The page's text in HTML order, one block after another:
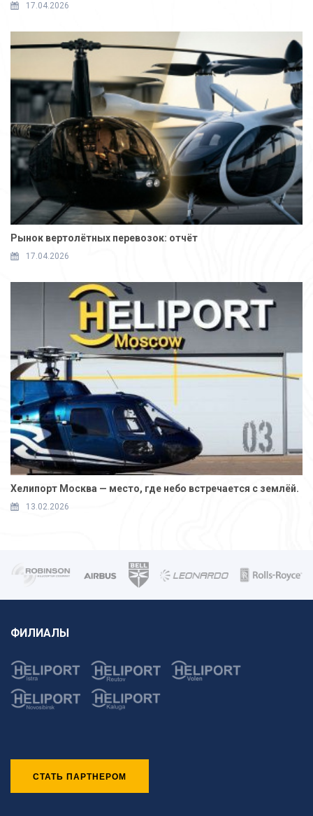
17.04.2026
Рынок вертолётных перевозок: отчёт
17.04.2026
Хелипорт Москва — место, где небо встречается с землёй.
13.02.2026
ФИЛИАЛЫ
СТАТЬ ПАРТНЕРОМ